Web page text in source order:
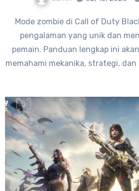
Mode zombie di Call of Duty Black Ops menawarkan
pengalaman yang unik dan
pemain. Panduan lengkap ini
memahami mekanika, strategi,